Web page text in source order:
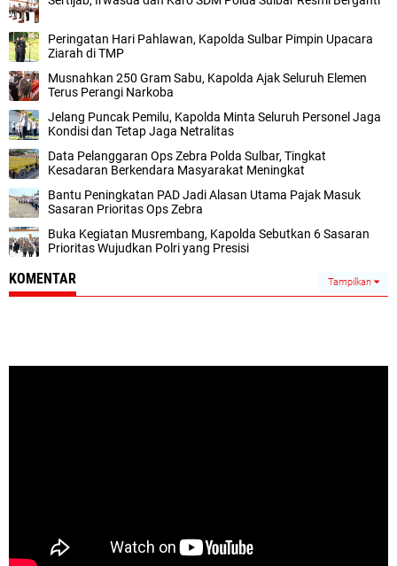
Peringatan Hari Pahlawan, Kapolda Sulbar Pimpin Upacara
Ziarah di TMP
Musnahkan 250 Gram Sabu, Kapolda Ajak Seluruh Elemen
Terus Perangi Narkoba
Jelang Puncak Pemilu, Kapolda Minta Seluruh Personel Jaga
Kondisi dan Tetap Jaga Netralitas
Data Pelanggaran Ops Zebra Polda Sulbar, Tingkat
Kesadaran Berkendara Masyarakat Meningkat
Bantu Peningkatan PAD Jadi Alasan Utama Pajak Masuk
Sasaran Prioritas Ops Zebra
Buka Kegiatan Musrembang, Kapolda Sebutkan 6 Sasaran
Prioritas Wujudkan Polri yang Presisi
KOMENTAR Tampilkan